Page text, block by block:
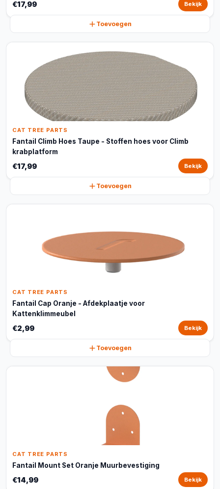
€17,99 Bekijk
Toevoegen
CAT TREE PARTS
Fantail Climb Hoes Taupe - Stoffen hoes voor Climb
krabplatform
€17,99 Bekijk
Toevoegen
CAT TREE PARTS
Fantail Cap Oranje - Afdekplaatje voor
Kattenklimmeubel
€2,99 Bekijk
Toevoegen
CAT TREE PARTS
Fantail Mount Set Oranje Muurbevestiging
€14,99 Bekijk